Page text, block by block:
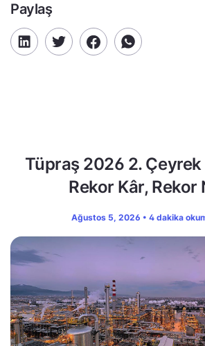
Paylaş
Tüpraş 2026 2.
Rekor Kâr, Rekor
Ağustos 5, 2026 • 4 dakika